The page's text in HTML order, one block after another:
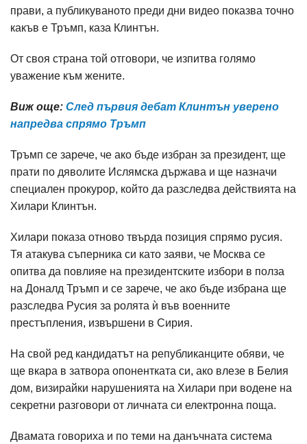
прави, а публикуваното преди дни видео показва точно
какъв е Тръмп, каза Клинтън.
От своя страна той отговори, че изпитва голямо
уважение към жените.
Виж още: След първия дебат Клинтън уверено
напредва спрямо Тръмп
Тръмп се зарече, че ако бъде избран за президент, ще
прати по дяволите Ислямска държава и ще назначи
специален прокурор, който да разследва действията на
Хилари Клинтън.
Хилари показа отново твърда позиция спрямо русия.
Тя атакува съперника си като заяви, че Москва се
опитва да повлияе на президентските избори в полза
на Доналд Тръмп и се зарече, че ако бъде избрана ще
разследва Русия за ролята ѝ във военните
престъпления, извършени в Сирия.
На свой ред кандидатът на републиканците обяви, че
ще вкара в затвора опонентката си, ако влезе в Белия
дом, визирайки нарушенията на Хилари при водене на
секретни разговори от личната си електронна поща.
Двамата говориха и по теми на данъчната система